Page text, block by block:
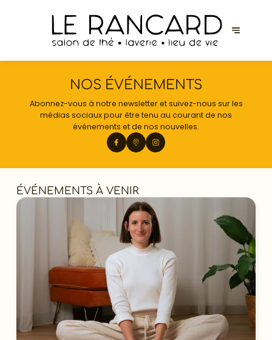
NOS ÉVÉNEMENTS
Abonnez-vous à notre newsletter et suivez-nous sur les
médias sociaux pour être tenu au courant de nos
événements et de nos nouvelles.
ÉVÉNEMENTS À VENIR